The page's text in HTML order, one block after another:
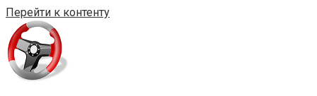
Перейти к контенту